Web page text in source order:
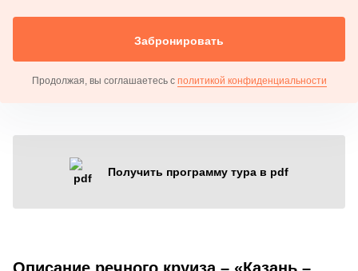
Забронировать
Продолжая, вы соглашаетесь с политикой конфиденциальности
Получить программу тура в pdf